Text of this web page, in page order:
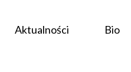
Aktualności Bio